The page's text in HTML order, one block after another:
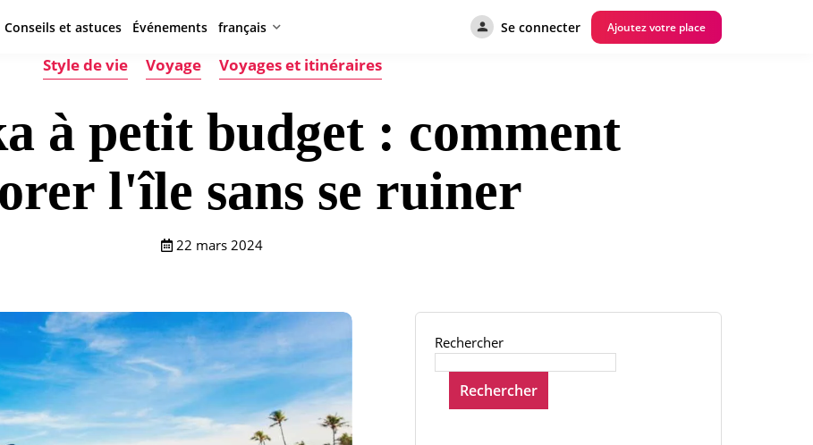
Conseils et astuces Événements français Se connecter Ajoutez votre place
Style de vie Voyage Voyages et itinéraires
à petit budget : comment
l'île sans se ruiner
22 mars 2024
Rechercher
Rechercher